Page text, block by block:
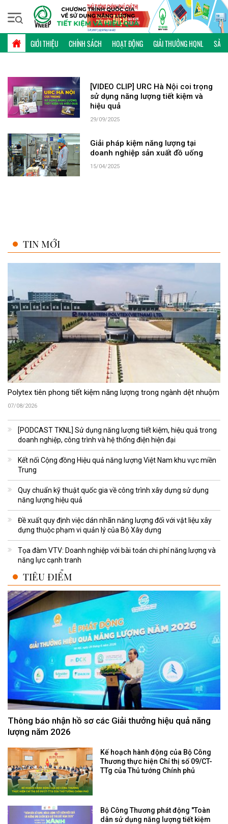
GIỚI THIỆU CHÍNH SÁCH HOẠT ĐỘNG GIẢI THƯỞNG HQNL SẢN
Thứ sáu, 07/08/2026 | 16:03 GMT+7
TỪ KHÓA: URC HÀ NỘI
[VIDEO CLIP] URC Hà Nội coi trọng
sử dụng năng lượng tiết kiệm và
hiệu quả
29/09/2025
Giải pháp kiệm năng lượng tại
doanh nghiệp sản xuất đồ uống
15/04/2025
TIN MỚI
Polytex tiên phong tiết kiệm năng lượng trong ngành dệt nhuộm
07/08/2026
[PODCAST TKNL] Sử dụng năng lượng tiết kiệm, hiệu quả trong
doanh nghiệp, công trình và hệ thống điện hiện đại
Kết nối Cộng đồng Hiệu quả năng lượng Việt Nam khu vực miền
Trung
Quy chuẩn kỹ thuật quốc gia về công trình xây dựng sử dụng
năng lượng hiệu quả
Đề xuất quy định việc dán nhãn năng lượng đối với vật liệu xây
dựng thuộc phạm vi quản lý của Bộ Xây dựng
Tọa đàm VTV: Doanh nghiệp với bài toán chi phí năng lượng và
năng lực cạnh tranh
TIÊU ĐIỂM
Thông báo nhận hồ sơ các Giải thưởng hiệu quả năng
lượng năm 2026
Kế hoạch hành động của Bộ Công
Thương thực hiện Chỉ thị số 09/CT-
TTg của Thủ tướng Chính phủ
Bộ Công Thương phát động "Toàn
dân sử dụng năng lượng tiết kiệm